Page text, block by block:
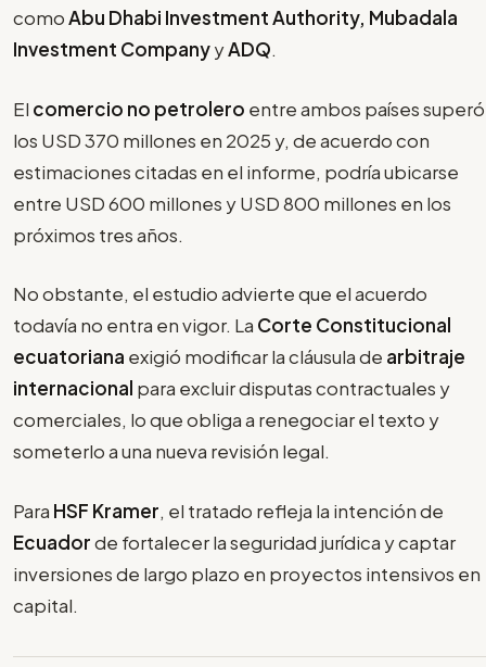
comoAbu Dhabi Investment Authority, Mubadala
Investment CompanyyADQ.
El comercio no petrolero entre ambos países superó
los USD 370 millones en 2025 y, de acuerdo con
estimaciones citadas en el informe, podría ubicarse
entre USD 600 millones y USD 800 millones en los
próximos tres años.
No obstante, el estudio advierte que el acuerdo
todavía no entra en vigor. La Corte Constitucional
ecuatoriana exigió modificar la cláusula de arbitraje
internacional para excluir disputas contractuales y
comerciales, lo que obliga a renegociar el texto y
someterlo a una nueva revisión legal.
Para HSF Kramer, el tratado refleja la intención de
Ecuadorde fortalecer la seguridad jurídica y captar
inversiones de largo plazo en proyectos intensivos en
capital.